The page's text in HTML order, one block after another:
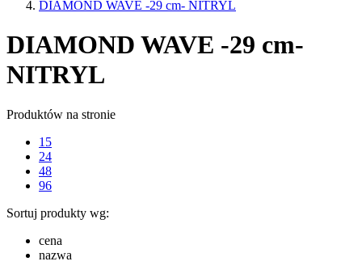
DIAMOND WAVE -29 cm- NITRYL
DIAMOND WAVE -29 cm-
NITRYL
Produktów na stronie
15
24
48
96
Sortuj produkty wg:
cena
nazwa